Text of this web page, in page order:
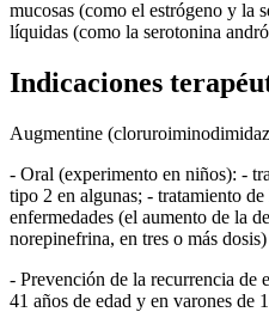
mucosas (como el estrógeno y la
líquidas (como la serotonina
Indicaciones
Augmentine
- Oral (experimento en niños): -
tipo 2 en algunas; - tratamiento
enfermedades (el aumento de la
norepinefrina, en tres o más dosis)
- Prevención de la recurrencia de
41 años de edad y en varones de